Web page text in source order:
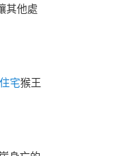
其他處
宅猴王